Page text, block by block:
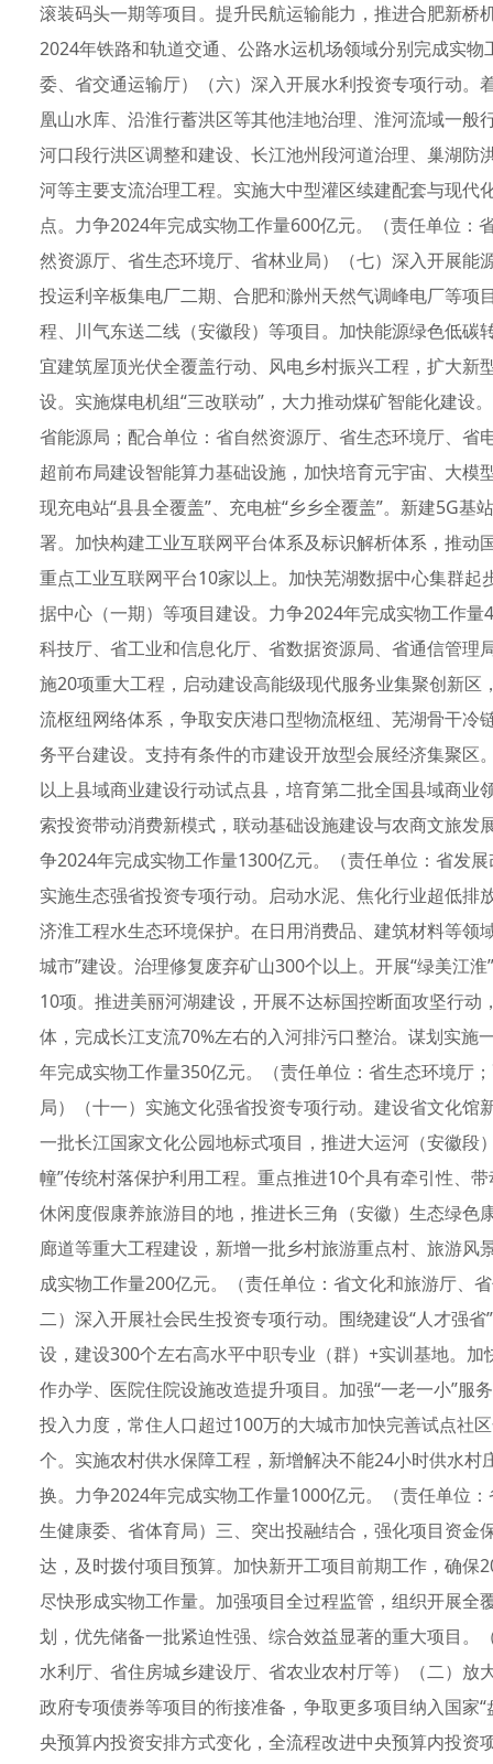
滚装码头一期等项目。提升民航运输能力，推进合肥新
2024年铁路和轨道交通、公路水运机场领域分别完成实
委、省交通运输厅）（六）深入开展水利投资专项行动
凰山水库、沿淮行蓄洪区等其他洼地治理、淮河流域一
河口段行洪区调整和建设、长江池州段河道治理、巢湖
河等主要支流治理工程。实施大中型灌区续建配套与现
点。力争2024年完成实物工作量600亿元。（责任单位
然资源厅、省生态环境厅、省林业局）（七）深入开展
投运利辛板集电厂二期、合肥和滁州天然气调峰电厂等
程、川气东送二线（安徽段）等项目。加快能源绿色低
宜建筑屋顶光伏全覆盖行动、风电乡村振兴工程，扩大
设。实施煤电机组“三改联动”，大力推动煤矿智能化建
省能源局；配合单位：省自然资源厅、省生态环境厅、
超前布局建设智能算力基础设施，加快培育元宇宙、大
现充电站“县县全覆盖”、充电桩“乡乡全覆盖”。新建5G
署。加快构建工业互联网平台体系及标识解析体系，推动
重点工业互联网平台10家以上。加快芜湖数据中心集群
据中心（一期）等项目建设。力争2024年完成实物工作
科技厅、省工业和信息化厅、省数据资源局、省通信管
施20项重大工程，启动建设高能级现代服务业集聚创新
流枢纽网络体系，争取安庆港口型物流枢纽、芜湖骨干冷
务平台建设。支持有条件的市建设开放型会展经济集聚
以上县域商业建设行动试点县，培育第二批全国县域商
索投资带动消费新模式，联动基础设施建设与农商文旅
争2024年完成实物工作量1300亿元。（责任单位：省发
实施生态强省投资专项行动。启动水泥、焦化行业超低
济淮工程水生态环境保护。在日用消费品、建筑材料等领
城市”建设。治理修复废弃矿山300个以上。开展“绿美江
10项。推进美丽河湖建设，开展不达标国控断面攻坚行
体，完成长江支流70%左右的入河排污口整治。谋划实
年完成实物工作量350亿元。（责任单位：省生态环境厅
局）（十一）实施文化强省投资专项行动。建设省文化
一批长江国家文化公园地标式项目，推进大运河（安徽段
幢”传统村落保护利用工程。重点推进10个具有牵引性、
休闲度假康养旅游目的地，推进长三角（安徽）生态绿
廊道等重大工程建设，新增一批乡村旅游重点村、旅游
成实物工作量200亿元。（责任单位：省文化和旅游厅、
二）深入开展社会民生投资专项行动。围绕建设“人才强
设，建设300个左右高水平中职专业（群）+实训基地。
作办学、医院住院设施改造提升项目。加强“一老一小”服
投入力度，常住人口超过100万的大城市加快完善试点社
个。实施农村供水保障工程，新增解决不能24小时供水
换。力争2024年完成实物工作量1000亿元。（责任单位
生健康委、省体育局）三、突出投融结合，强化项目资
达，及时拨付项目预算。加快新开工项目前期工作，确
尽快形成实物工作量。加强项目全过程监管，组织开展
划，优先储备一批紧迫性强、综合效益显著的重大项目
水利厅、省住房城乡建设厅、省农业农村厅等）（二）
政府专项债券等项目的衔接准备，争取更多项目纳入国家
央预算内投资安排方式变化，全流程改进中央预算内投